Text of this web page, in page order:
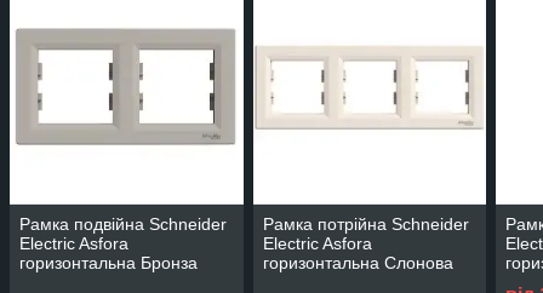
Рамка подвійна Schneider
Electric Asfora
горизонтальна Бронза
Рамка потрійна Schneider
Electric Asfora
горизонтальна Слонова